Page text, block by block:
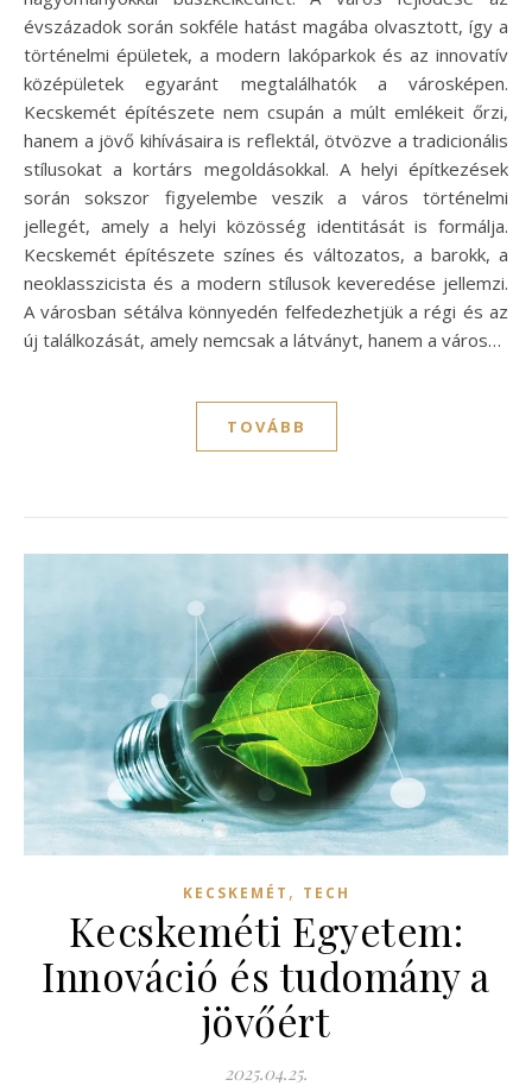
évszázadok során sokféle hatást magába olvasztott, így a
történelmi épületek, a modern lakóparkok és az innovatív
középületek egyaránt megtalálhatók a városképen.
Kecskemét építészete nem csupán a múlt emlékeit őrzi,
hanem a jövő kihívásaira is reflektál, ötvözve a tradicionális
stílusokat a kortárs megoldásokkal. A helyi építkezések
során sokszor figyelembe veszik a város történelmi
jellegét, amely a helyi közösség identitását is formálja.
Kecskemét építészete színes és változatos, a barokk, a
neoklasszicista és a modern stílusok keveredése jellemzi.
A városban sétálva könnyedén felfedezhetjük a régi és az
új találkozását, amely nemcsak a látványt, hanem a város…
TOVÁBB
KECSKEMÉT , TECH
Kecskeméti Egyetem:
Innováció és tudomány a
jövőért
2025.04.25.